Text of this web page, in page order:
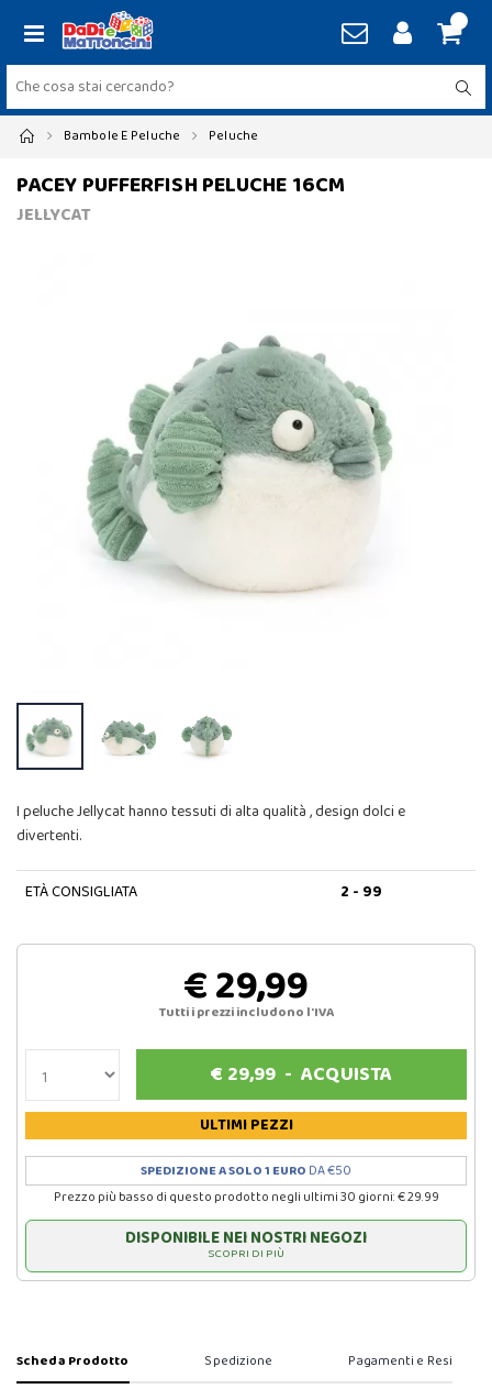
Bambole E Peluche Peluche
PACEY PUFFERFISH PELUCHE 16CM
JELLYCAT
I peluche Jellycat hanno tessuti di alta qualità , design dolci e
divertenti.
ETÀ CONSIGLIATA 2 - 99
€ 29,99
Tutti i prezzi includono l'IVA
€ 29,99 -ACQUISTA
ULTIMI PEZZI
SPEDIZIONE A SOLO 1 EURO DA €50
Prezzo più basso di questo prodotto negli ultimi 30 giorni: € 29.99
DISPONIBILE NEI NOSTRI NEGOZI
SCOPRI DI PIÙ
Scheda Prodotto Spedizione Pagamenti e Resi